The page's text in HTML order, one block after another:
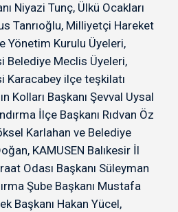
Niyazi Tunç, Ülkü Ocakları
Tanrıoğlu, Milliyetçi Hareket
Yönetim Kurulu Üyeleri,
Belediye Meclis Üyeleri,
Karacabey ilçe teşkilatı
Kolları Başkanı Şevval Uysal
İlçe Başkanı Rıdvan Öz
Karlahan ve Belediye
KAMUSEN Balıkesir İl
Odası Başkanı Süleyman
Şube Başkanı Mustafa
Başkanı Hakan Yücel,